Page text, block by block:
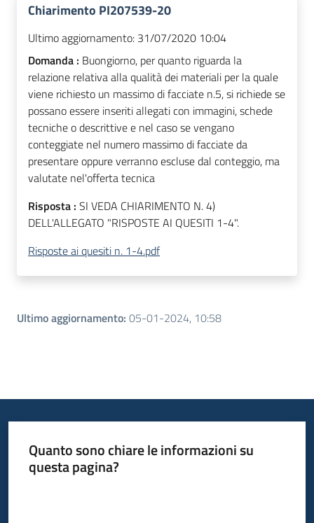
Chiarimento PI207539-20
Ultimo aggiornamento: 31/07/2020 10:04
Domanda : Buongiorno, per quanto riguarda la
relazione relativa alla qualità dei materiali per la quale
viene richiesto un massimo di facciate n.5, si richiede se
possano essere inseriti allegati con immagini, schede
tecniche o descrittive e nel caso se vengano
conteggiate nel numero massimo di facciate da
presentare oppure verranno escluse dal conteggio, ma
valutate nel'offerta tecnica
Risposta : SI VEDA CHIARIMENTO N. 4)
DELL'ALLEGATO "RISPOSTE AI QUESITI 1-4".
Risposte ai quesiti n. 1-4.pdf
Ultimo aggiornamento: 05-01-2024, 10:58
Quanto sono chiare le informazioni su
questa pagina?